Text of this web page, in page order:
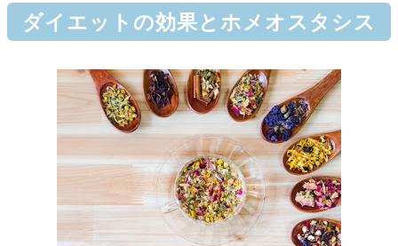
ダイエットの効果とホメオスタシス